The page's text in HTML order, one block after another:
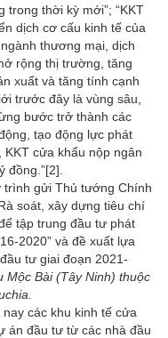
trong thời kỳ mới”; “KKT
dịch cơ cấu kinh tế của
thương mại, dịch
rộng thị trường, tăng
xuất và tăng tính cạnh
trước đây là vùng sâu,
bước trở thành các
tạo động lực phát
KKT cửa khẩu nộp ngân
đồng.”[2]
gửi Thủ tướng Chính
soát, xây dựng tiêu chí
tập trung đầu tư phát
2020” và đề xuất lựa
tư giai đoạn 2021-
Mộc Bài (Tây Ninh) thuộc
các khu kinh tế cửa
án đầu tư từ các nhà đầu